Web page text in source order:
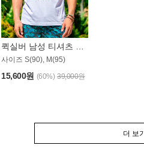
퀵실버 남성 티셔츠 MST357WQS
사이즈 S(90), M(95)
15,600원 (60%) 39,000원
더 보기